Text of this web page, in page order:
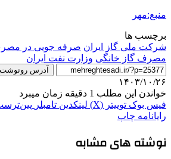
منبع:مهر
برچسب ها
شرکت ملی گاز ایران صرفه جویی در
مصرف گاز خانگی وزارت نفت ایران
آدرس رونوشت
۱۴۰۳/۱۰/۲۶
خواندن این مطلب 1 دقیقه زمان میبرد
فیس بوک توییتر (X) لینکدین ‫تامبلر
رایانامه چاپ
نوشته های مشابه